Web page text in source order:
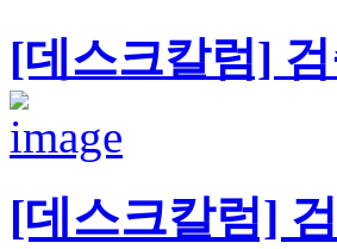
[데스크칼럼] 검
[데스크칼럼]